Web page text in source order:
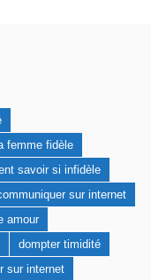
femme fidèle
savoir si infidèle
sur internet
amour
dompter timidité
sur internet